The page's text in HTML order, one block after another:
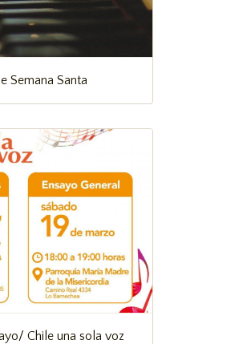
Semana Santa
Chile una sola voz